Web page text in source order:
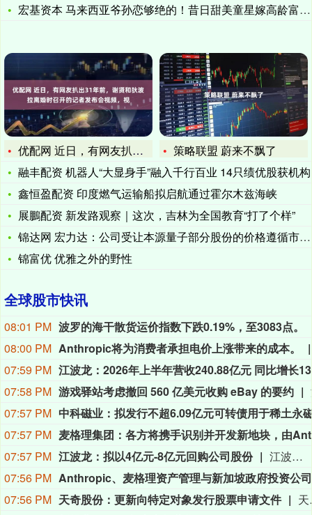
宏基资本 马来西亚爷孙恋够绝的！昔日甜美童星嫁高龄富商生三娃
优配网 近日，有网友扒出31年前，谢贤和狄波拉离婚时召开的记
策略联盟 蔚来不飘了
融丰配资 机器人“大显身手”融入千行百业 14只绩优股获机构
鑫恒盈配资 印度燃气运输船拟启航通过霍尔木兹海峡
展鵬配资 新发路观察｜这次，吉林为全国教育“打了个样”
锦达网 宏力达：公司受让本源量子部分股份的价格遵循市场定价原
锦富优 优雅之外的野性
全球股市快讯
08:01 PM 波罗的海干散货运价指数下跌0.19%，至3083点。
08:00 PM Anthropic将为消费者承担电价上涨带来的成本。
07:59 PM
07:58 PM 游戏驿站考虑撤回 560 亿美元收购 eBay 的要约
07:57 PM
07:57 PM
07:57 PM 江波龙：拟以4亿元-8亿元回购公司股份
江波龙公告，拟以不低于人民币4亿元（含本数）且不超过人民币8亿元（含本数）的自有资金或自筹资金回购公司股份，回购价格不超过735元/股。回购股份将用于股权激励或员工持股计划，若公司未能在股份回购实施结果暨股份变动公告日后三年内使用完毕，尚未使用的已回购股份将依法予以注销。
07:56 PM
07:56 PM 天奇股份：更新向特定对象发行股票申请文件
天奇股份公告称，公司于4月30日收到深